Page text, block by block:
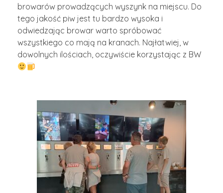
browarów prowadzących wyszynk na miejscu. Do
tego jakość piw jest tu bardzo wysoka i
odwiedzając browar warto spróbować
wszystkiego co mają na kranach. Najłatwiej, w
dowolnych ilościach, oczywiście korzystając z BW